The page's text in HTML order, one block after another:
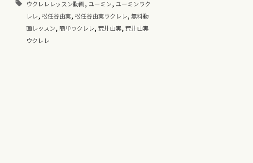
ウクレレレッスン動画, ユーミン, ユーミンウク
レレ, 松任谷由実, 松任谷由実ウクレレ, 無料動
画レッスン, 簡単ウクレレ, 荒井由実, 荒井由実
ウクレレ